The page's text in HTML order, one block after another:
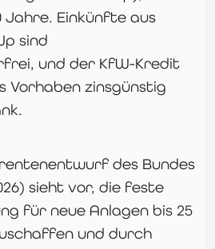
Einkünfte aus
sind
und der KfW-Kredit
Vorhaben zinsgünstig
des Bundes
sieht vor, die feste
für neue Anlagen bis 25
und durch